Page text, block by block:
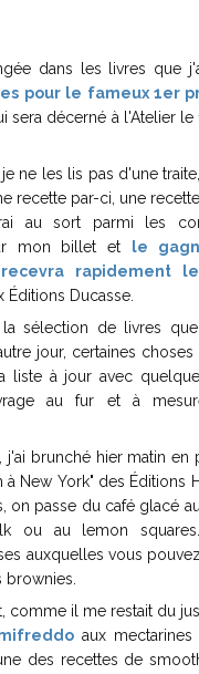
dans les livres que
pour le fameux 1er
sera décerné à l'Atelier
ne les lis pas d'une
recette par-ci, une
au sort parmi les
mon billet et
le
rapidement
Éditions Ducasse.
la sélection de livres
jour, certaines choses
liste à jour avec
au fur et à
j'ai brunché hier matin en
à New York" des Éditions
on passe du café glacé
ou au lemon
auxquelles vous
brownies.
comme il me restait du
aux mectarines
des recettes de